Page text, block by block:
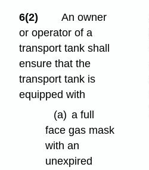
6(2)
An owner
or operator of a
transport tank shall
ensure that the
transport tank is
equipped with
(a) a full
face gas mask
with an
unexpired